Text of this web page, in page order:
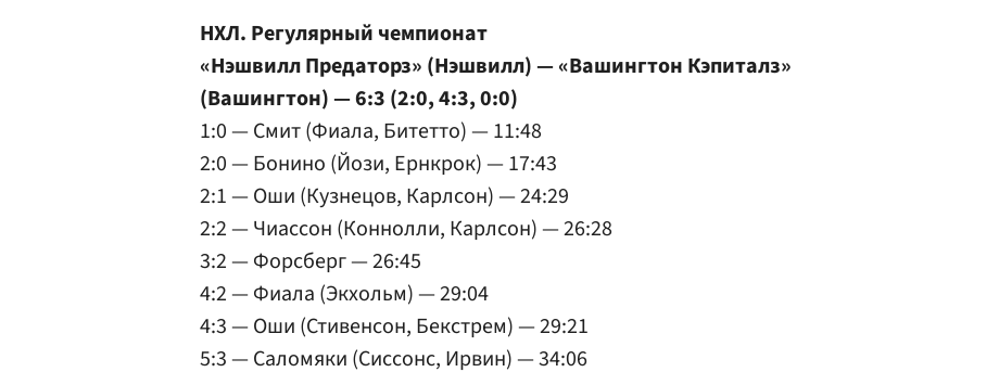
НХЛ. Регулярный чемпионат
«Нэшвилл Предаторз» (Нэшвилл) — «Вашингтон Кэпиталз»
(Вашингтон) — 6:3 (2:0, 4:3, 0:0)
1:0 — Смит (Фиала, Битетто) — 11:48
2:0 — Бонино (Йози, Ернкрок) — 17:43
2:1 — Оши (Кузнецов, Карлсон) — 24:29
2:2 — Чиассон (Коннолли, Карлсон) — 26:28
3:2 — Форсберг — 26:45
4:2 — Фиала (Экхольм) — 29:04
4:3 — Оши (Стивенсон, Бекстрем) — 29:21
5:3 — Саломяки (Сиссонс, Ирвин) — 34:06